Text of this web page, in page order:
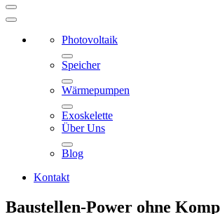
Photovoltaik
Speicher
Wärmepumpen
Exoskelette
Über Uns
Blog
Kontakt
Baustellen-Power ohne